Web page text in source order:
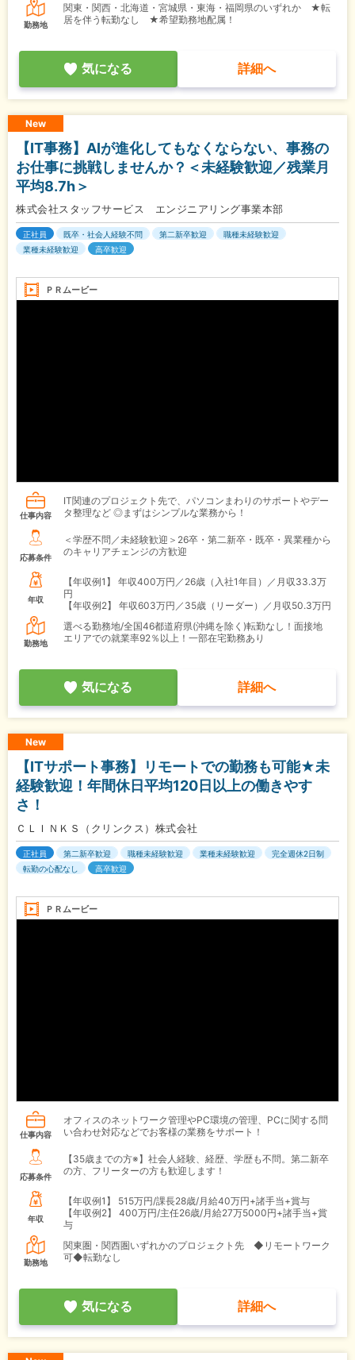
勤務地
関東・関西・北海道・宮城県・東海・福岡県のいずれか ★転
居を伴う転勤なし ★希望勤務地配属！
気になる 詳細へ
New
【IT事務】AIが進化してもなくならない、事務の
お仕事に挑戦しませんか？＜未経験歓迎／残業月
平均8.7h＞
株式会社スタッフサービス エンジニアリング事業本部
正社員 既卒・社会人経験不問 第二新卒歓迎
職種未経験歓迎
業種未経験歓迎
高卒歓迎
ＰＲムービー
仕事内容
IT関連のプロジェクト先で、パソコンまわりのサポートやデー
タ整理など ◎まずはシンプルな業務から！
応募条件
＜学歴不問／未経験歓迎＞26卒・第二新卒・既卒・異業種から
のキャリアチェンジの方歓迎
年収
【年収例1】
年収400万円／26歳（入社1年目）／月収33.3万
円
【年収例2】
年収603万円／35歳（リーダー）／月収50.3万円
勤務地
選べる勤務地/全国46都道府県(沖縄を除く)転勤なし！面接地
エリアでの就業率92％以上！一部在宅勤務あり
気になる 詳細へ
New
【ITサポート事務】リモートでの勤務も可能★未
経験歓迎！年間休日平均120日以上の働きやす
さ！
ＣＬＩＮＫＳ（クリンクス）株式会社
正社員 第二新卒歓迎 職種未経験歓迎 業種未経験歓迎
完全週休2日制
転勤の心配なし
高卒歓迎
ＰＲムービー
仕事内容
オフィスのネットワーク管理やPC環境の管理、PCに関する問
い合わせ対応などでお客様の業務をサポート！
応募条件
【35歳までの方※】社会人経験、経歴、学歴も不問。第二新卒
の方、フリーターの方も歓迎します！
年収
【年収例1】
515万円/課長28歳/月給40万円+諸手当+賞与
【年収例2】
400万円/主任26歳/月給27万5000円+諸手当+賞
与
勤務地
関東圏・関西圏いずれかのプロジェクト先 ◆リモートワーク
可◆転勤なし
気になる 詳細へ